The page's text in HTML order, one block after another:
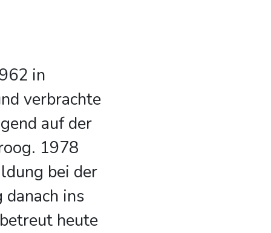
in
verbrachte
auf der
1978
bei der
danach ins
heute